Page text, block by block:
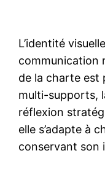
L’identité
communication
de la charte est
multi-supports,
réflexion
elle s’adapte à
conservant son